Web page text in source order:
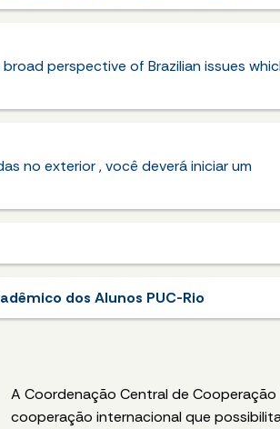
perspective of Brazilian issues
no exterior , você deverá iniciar um
dos Alunos PUC-Rio
A Coordenação Central de
cooperação internacional que